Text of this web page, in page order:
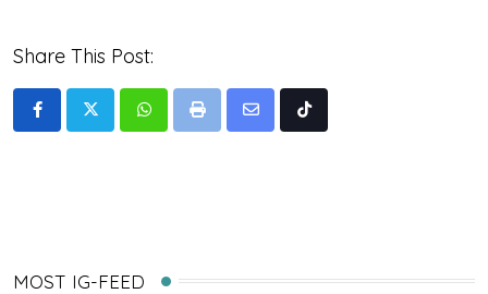
Share This Post:
WhatsappPrint
Share
Tiktok
MOST IG-FEED